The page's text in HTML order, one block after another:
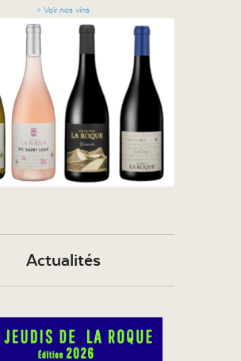
> Voir nos vins
Actualités